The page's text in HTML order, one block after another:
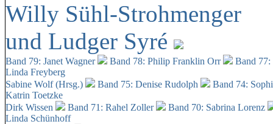
Willy Sühl-Strohmenger
und Ludger Syré
Band 79: Janet Wagner Band 78: Philip Franklin Orr
Band
Linda Freyberg
Sabine Wolf (Hrsg.)
Band 75: Denise Rudolph
Band 74:
Katrin Toetzke
Dirk Wissen
Band 71: Rahel Zoller
Band 70: Sabrina Lorenz
Linda Schünhoff